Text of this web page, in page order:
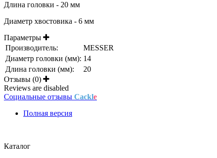
Длина головки - 20 мм
Диаметр хвостовика - 6 мм
Параметры
Производитель:
MESSER
Диаметр головки (мм): 14
Длина головки (мм):
20
Отзывы (0)
Reviews are disabled
Социальные отзывы Cackle
Полная версия
Каталог